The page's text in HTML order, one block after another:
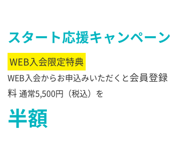
スタート応援キャンペーン
WEB入会限定特典
WEB入会からお申込みいただくと会員登録
料 通常5,500円（税込）を
半額